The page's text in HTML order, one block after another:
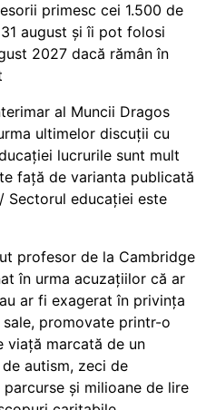
primesc cei 1.500 de
august și îi pot folosi
2027 dacă rămân în
al Muncii Dragos
ultimelor discuții cu
lucrurile sunt mult
față de varianta publicată
Sectorul educației este
profesor de la Cambridge
în urma acuzațiilor că ar
ar fi exagerat în privința
promovate printr-o
viață marcată de un
autism, zeci de
parcurse și milioane de lire